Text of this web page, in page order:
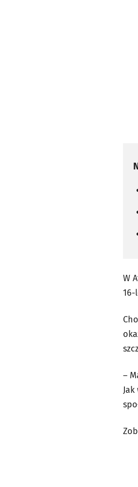
W
16-
–